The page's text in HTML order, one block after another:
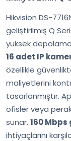
Hikvision DS-
geliştirilmiş Q
yüksek depolama
16 adet IP
özellikle
maliyetlerini
tasarlanmıştır.
ofisler veya
sunar. 160
ihtiyaçlarını